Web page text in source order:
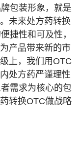
包装形象，就是
未来处方药转换
捷性和可及性，
产品带来新的市
上，我们用OTC
处方药严谨理性
需求为核心的包
转换OTC做战略